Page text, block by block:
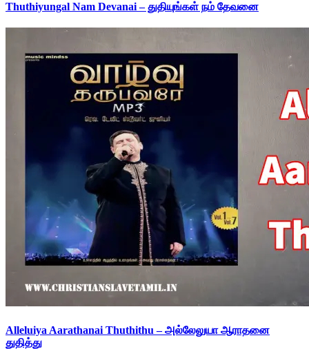
Thuthiyungal Nam Devanai – துதியுங்கள் நம் தேவனை
Alleluiya Aarathanai Thuthithu – அல்லேலுயா ஆராதனை
துதித்து